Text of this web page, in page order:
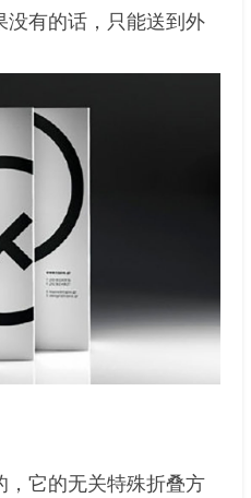
没有的话，只能送到外
，它的无关特殊折叠方